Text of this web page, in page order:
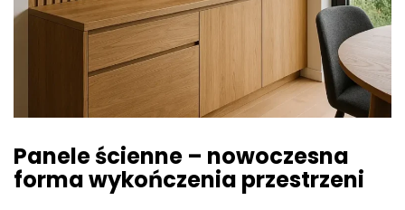
Panele ścienne – nowoczesna
forma wykończenia przestrzeni